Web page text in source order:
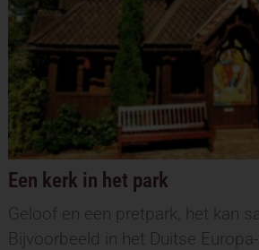
Een kerk in het park
Geloof en een pretpark, het kan
Bijvoorbeeld in het Duitse Europa-